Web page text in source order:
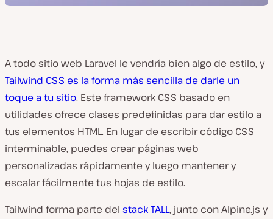
A todo sitio web Laravel le vendría bien algo de estilo, y
Tailwind CSS es la forma más sencilla de darle un
toque a tu sitio. Este framework CSS basado en
utilidades ofrece clases predefinidas para dar estilo a
tus elementos HTML. En lugar de escribir código CSS
interminable, puedes crear páginas web
personalizadas rápidamente y luego mantener y
escalar fácilmente tus hojas de estilo.
Tailwind forma parte del stack TALL, junto con Alpine.js y